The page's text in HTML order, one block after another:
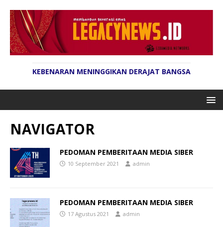
KEBENARAN MENINGGIKAN DERAJAT BANGSA
NAVIGATOR
PEDOMAN PEMBERITAAN MEDIA SIBER
10 September 2021 admin
PEDOMAN PEMBERITAAN MEDIA SIBER
17 Agustus 2021 admin